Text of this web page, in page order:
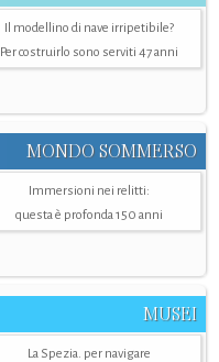
Il modellino di nave irripetibile?
Per costruirlo sono serviti 47 anni
MONDO SOMMERSO
Immersioni nei relitti:
questa è profonda 150 anni
MUSEI
La Spezia. per navigare